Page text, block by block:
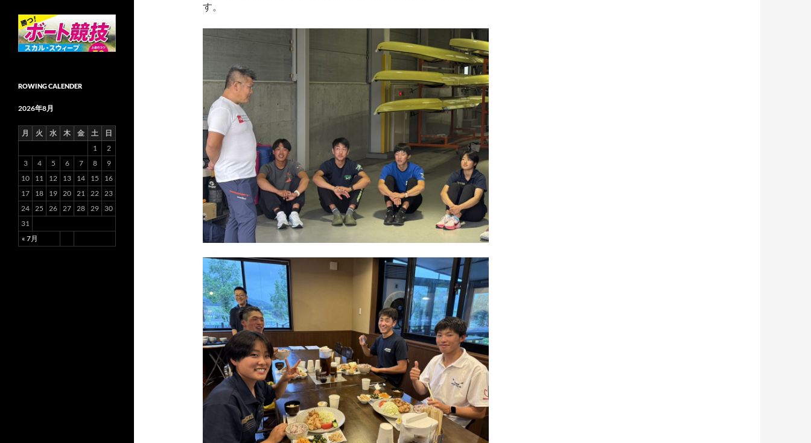
す。
ROWING CALENDER
2026年8月
月 火 水 木 金 土 日
« 7月
1
2
3
4 5 6 7 8
9
10
11 12 13 14 15
16
17
18 19 20 21 22 23
24 25 26 27 28 29
30
31